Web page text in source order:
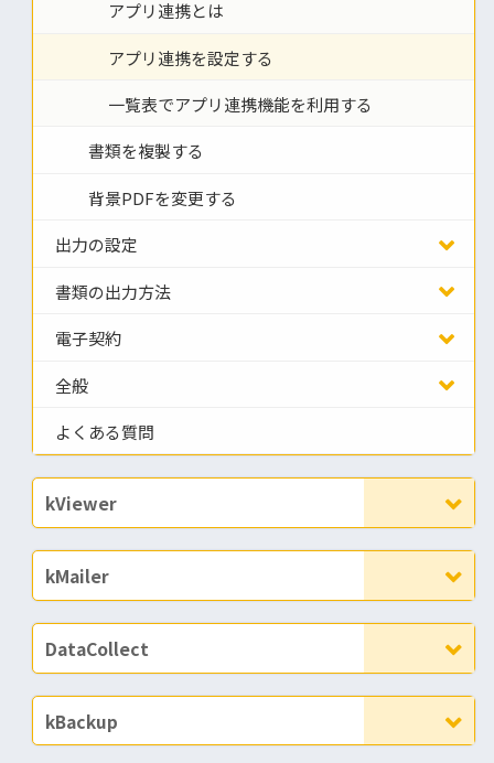
アプリ連携とは
アプリ連携を設定する
一覧表でアプリ連携機能を利用する
書類を複製する
背景PDFを変更する
出力の設定
書類の出力方法
電子契約
全般
よくある質問
kViewer
kMailer
DataCollect
kBackup